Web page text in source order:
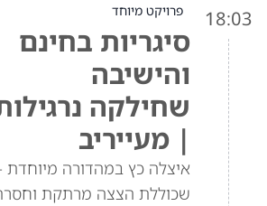
18:03 פרויקט מיוחד
סיגריות בחינם
והישיבה
שחילקה
| מעייריב
איצלה כץ במהדורה מיוחדת
שכוללת הצצה מרתקת